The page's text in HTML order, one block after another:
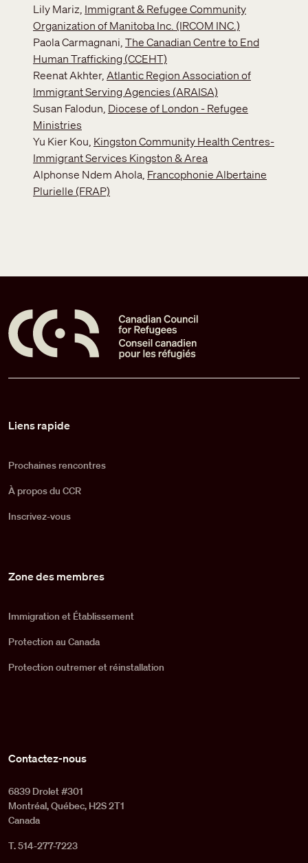
Lily Mariz, Immigrant & Refugee Community
Organization of Manitoba Inc. (IRCOM INC.)
Paola Carmagnani, The Canadian Centre to End
Human Trafficking (CCEHT)
Reenat Akhter, Atlantic Region Association of
Immigrant Serving Agencies (ARAISA)
Susan Falodun, Diocese of London - Refugee
Ministries
Yu Kier Kou, Kingston Community Health Centres-
Immigrant Services Kingston & Area
Alphonse Ndem Ahola, Francophonie Albertaine
Plurielle (FRAP)
Liens rapide
Prochaines rencontres
À propos du CCR
Inscrivez-vous
Zone des membres
Immigration et Établissement
Protection au Canada
Protection outremer et réinstallation
Contactez-nous
6839 Drolet #301
Montréal, Québec, H2S 2T1
Canada
T. 514-277-7223